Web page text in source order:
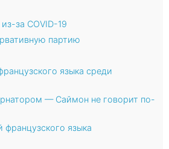
за COVID-19
партию
языка среди
— Саймон не говорит по-
французского языка